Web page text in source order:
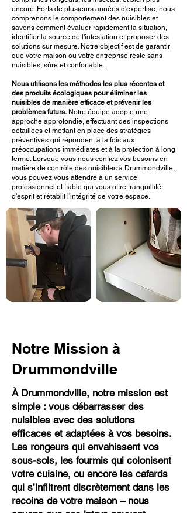
encore. Forts de plusieurs années d'expertise, nous
comprenons le comportement des nuisibles et
savons comment évaluer rapidement la situation,
identifier la source de l'infestation et proposer des
solutions sur mesure. Notre objectif est de garantir
que votre maison ou votre entreprise reste sans
nuisibles, sûre et confortable.
Nous utilisons les méthodes les plus récentes et
des produits écologiques pour éliminer les
nuisibles de manière efficace et prévenir les
problèmes futurs. Notre équipe adopte une
approche approfondie, effectuant des inspections
détaillées et mettant en place des stratégies
préventives qui répondent à la fois aux
préoccupations immédiates et à la protection à long
terme. Lorsque vous nous confiez vos besoins en
matière de contrôle des nuisibles à Drummondville,
vous pouvez vous attendre à un service
professionnel et fiable qui vous offre tranquillité
d'esprit et rétablit l'intégrité de votre espace.
Notre Mission à
Drummondville
À Drummondville, notre mission est
simple : vous débarrasser des
nuisibles avec des solutions
efficaces et adaptées à vos besoins.
Les rongeurs qui envahissent vos
sous-sols, les fourmis qui colonisent
votre cuisine, ou encore les cafards
qui s’infiltrent discrètement dans les
recoins de votre maison – nous